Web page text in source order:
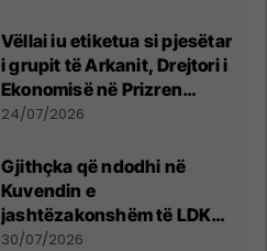
Vëllai iu etiketua si pjesëtar
i grupit të Arkanit, Drejtori i
Ekonomisë në Prizren
mohon pretendimet
24/07/2026
Gjithçka që ndodhi në
Kuvendin e
jashtëzakonshëm të LDK-
së
30/07/2026